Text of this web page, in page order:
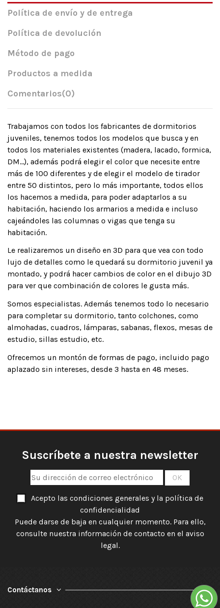
Política de envío y de entrega
Política de devolución
Método de pago
Productos a medida
Comentarios(0)
Trabajamos con todos los fabricantes de dormitorios
juveniles, tenemos todos los modelos que busca y en
todos los materiales existentes (madera, lacado, formica,
DM…), además podrá elegir el color que necesite entre
más de 100 diferentes y de elegir el modelo de tirador
entre 50 distintos, pero lo más importante, todos ellos
los hacemos a medida, para poder adaptarlos a su
habitación, haciendo los armarios a medida e incluso
cajeándoles las columnas o vigas que tenga su
habitación.
Le realizaremos un diseño en 3D para que vea con todo
lujo de detalles como le quedará su dormitorio juvenil ya
montado, y podrá hacer cambios de color en el dibujo 3D
para ver que combinación de colores le gusta más.
Somos especialistas. Además tenemos todo lo necesario
para completar su dormitorio, tanto colchones, como
almohadas, cuadros, lámparas, sabanas, flexos, mesas de
estudio, sillas estudio, etc.
Ofrecemos un montón de formas de pago, incluido pago
aplazado sin intereses, desde 3 hasta en 48 meses.
Suscríbete a nuestra newsletter
Acepto las condiciones generales y la política de
confidencialidad
Puede darse de baja en cualquier momento. Para ello,
consulte nuestra información de contacto en el aviso
legal.
Contáctanos